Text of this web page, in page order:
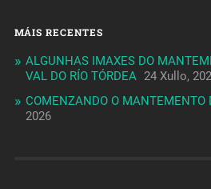
MÁIS RECENTES
ALGUNHAS IMAXES DO
VAL DO RÍO TÓRDEA
24 Xullo,
COMENZANDO O MANTEMENTO
2026